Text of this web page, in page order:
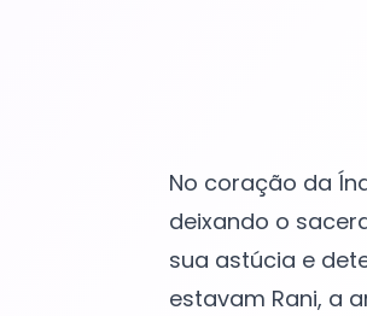
No coração da
deixando o
sua astúcia e
estavam Rani, a